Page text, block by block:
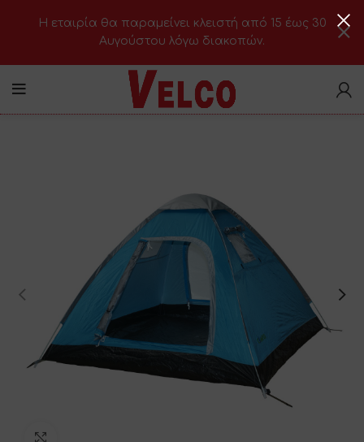
H εταιρία θα παραμείνει κλειστή από 15 έως 30
Αυγούστου λόγω διακοπών.